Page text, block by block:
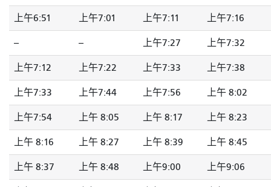
上午6:51 上午7:01 上午7:11 上午7:16
-- -- 上午7:27 上午7:32
上午7:12 上午7:22 上午7:33 上午7:38
上午7:33 上午7:44 上午7:56 上午 8:02
上午7:54 上午 8:05 上午 8:17 上午 8:23
上午 8:16 上午 8:27 上午 8:39 上午 8:45
上午 8:37 上午 8:48 上午9:00 上午9:06